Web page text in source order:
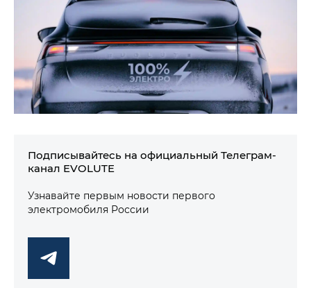
Подписывайтесь на официальный Телеграм-
канал EVOLUTE
Узнавайте первым новости первого
электромобиля России